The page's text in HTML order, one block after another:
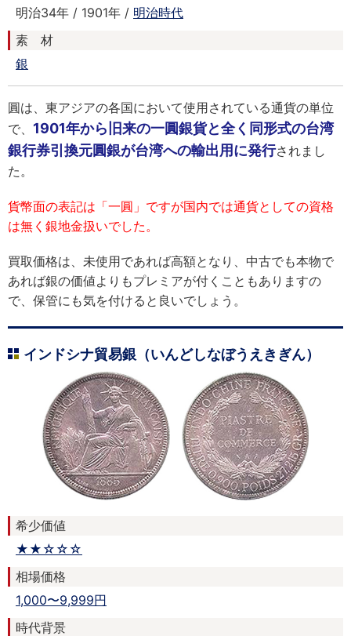
明治34年 / 1901年 / 明治時代
素 材
銀
圓は、東アジアの各国において使用されている通貨の単位
で、 1901年から旧来の一圓銀貨と全く同形式の台湾
銀行券引換元圓銀が台湾への輸出用に発行されまし
た。
貨幣面の表記は「一圓」ですが国内では通貨としての資格
は無く銀地金扱いでした。
買取価格は、未使用であれば高額となり、中古でも本物で
あれば銀の価値よりもプレミアが付くこともありますの
で、保管にも気を付けると良いでしょう。
インドシナ貿易銀（いんどしなぼうえきぎん）
希少価値
★★☆☆☆
相場価格
1,000〜9,999円
時代背景